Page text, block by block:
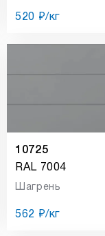
520 ₽/кг
10725
RAL 7004
Шагрень
562 ₽/кг